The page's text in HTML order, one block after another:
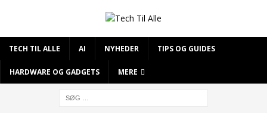
TECH TIL ALLE AI NYHEDER TIPS OG GUIDES
HARDWARE OG GADGETS MERE